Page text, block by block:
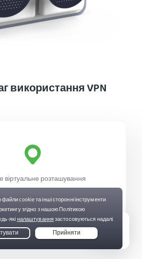
використання VPN
віртуальне розташування
онлайн-локацію,
до великої мережі VPN-
від PIA. Вона охоплює 50
всі 50 штатів США.